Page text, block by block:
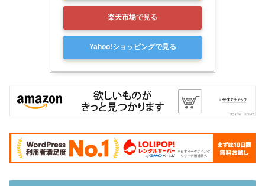
楽天市場で見る
Yahoo!ショッピングで見る